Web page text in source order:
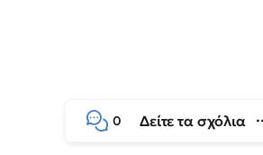
0 Δείτε τα σχόλια